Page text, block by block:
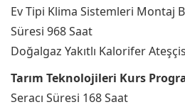
Ev Tipi Klima Sistemleri Montaj
Süresi 968 Saat
Doğalgaz Yakıtlı Kalorifer
Tarım Teknolojileri Kurs
Seracı Süresi 168 Saat